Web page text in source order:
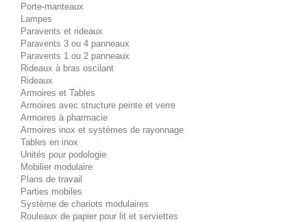
Porte-manteaux
Lampes
Paravents et rideaux
Paravents 3 ou 4 panneaux
Paravents 1 ou 2 panneaux
Rideaux à bras oscilant
Rideaux
Armoires et Tables
Armoires avec structure peinte et verre
Armoires à pharmacie
Armoires inox et systèmes de rayonnage
Tables en inox
Unités pour podologie
Mobilier modulaire
Plans de travail
Parties mobiles
Système de chariots modulaires
Rouleaux de papier pour lit et serviettes